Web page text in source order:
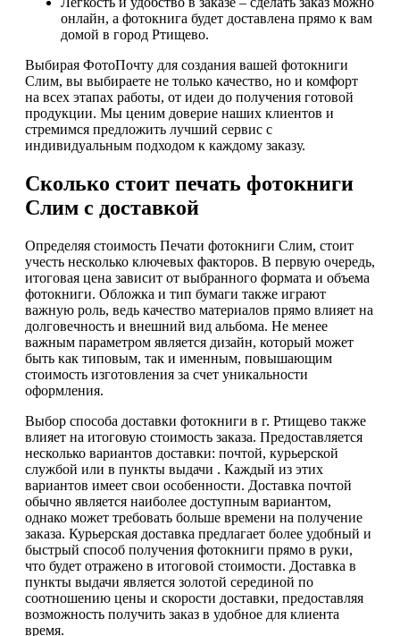
онлайн, а фотокнига будет доставлена прямо к вам
домой в город Ртищево.
Выбирая ФотоПочту для создания вашей фотокниги
Слим, вы выбираете не только качество, но и комфорт
на всех этапах работы, от идеи до получения готовой
продукции. Мы ценим доверие наших клиентов и
стремимся предложить лучший сервис с
индивидуальным подходом к каждому заказу.
Сколько стоит печать фотокниги
Слим с доставкой
Определяя стоимость Печати фотокниги Слим, стоит
учесть несколько ключевых факторов. В первую очередь,
итоговая цена зависит от выбранного формата и объема
фотокниги. Обложка и тип бумаги также играют
важную роль, ведь качество материалов прямо влияет на
долговечность и внешний вид альбома. Не менее
важным параметром является дизайн, который может
быть как типовым, так и именным, повышающим
стоимость изготовления за счет уникальности
оформления.
Выбор способа доставки фотокниги в г. Ртищево также
влияет на итоговую стоимость заказа. Предоставляется
несколько вариантов доставки: почтой, курьерской
службой или в пункты выдачи . Каждый из этих
вариантов имеет свои особенности. Доставка почтой
обычно является наиболее доступным вариантом,
однако может требовать больше времени на получение
заказа. Курьерская доставка предлагает более удобный и
быстрый способ получения фотокниги прямо в руки,
что будет отражено в итоговой стоимости. Доставка в
пункты выдачи является золотой серединой по
соотношению цены и скорости доставки, предоставляя
возможность получить заказ в удобное для клиента
время.